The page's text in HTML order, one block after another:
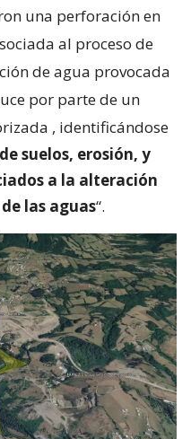
una perforación en
al proceso de
de agua provocada
por parte de un
, identificándose
suelos, erosión, y
a la alteración
las aguas“.